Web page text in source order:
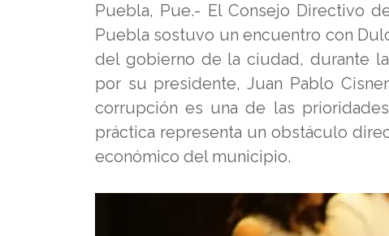
Puebla, Pue.- El Consejo Directivo
Puebla sostuvo un encuentro con
del gobierno de la ciudad, durante
por su presidente, Juan Pablo
corrupción es una de las
práctica representa un obstáculo
económico del municipio.